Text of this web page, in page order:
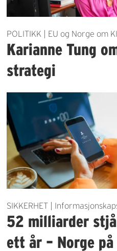
POLITIKK | EU og Norge om KI
Karianne Tung
strategi
SIKKERHET |
52 milliarder
ett år – Norge